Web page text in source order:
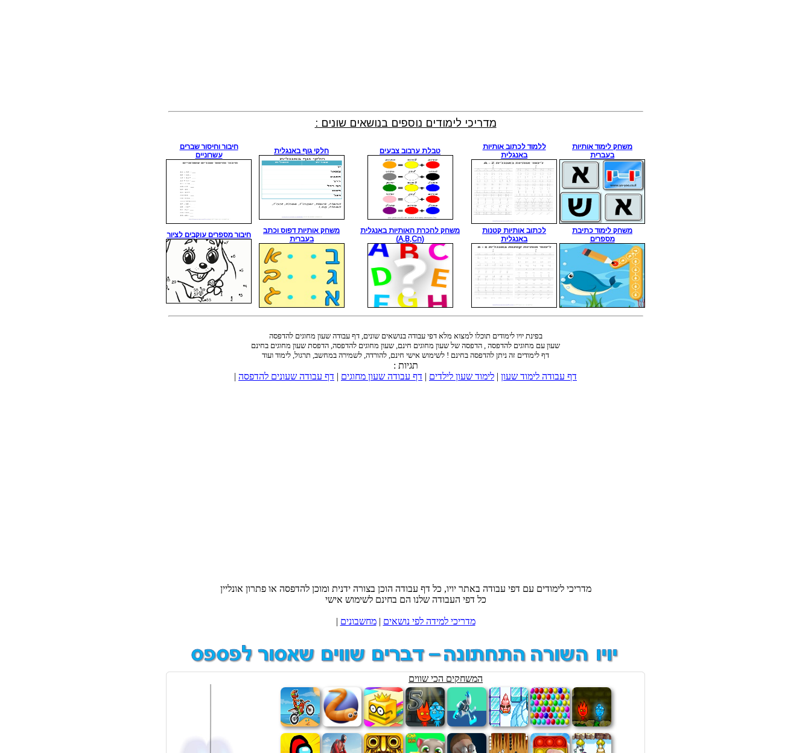
מדריכי לימודים נוספים בנושאים שונים :
משחק לימוד אותיות
בעברית
ללמוד לכתוב אותיות
באנגלית
טבלת ערבוב צבעים חלקי גוף באנגלית
חיבור וחיסור שברים
עשרוניים
משחק לימוד כתיבת
מספרים
לכתוב אותיות קטנות
באנגלית
משחק להכרת האותיות באנגלית
(הA,B,C)
משחק אותיות דפוס וכתב
בעברית
חיבור מספרים עוקבים לציור
בפינת יויו לימודים תוכלו למצוא מלא דפי עבודה בנושאים שונים, דף עבודה שעון מחוגים להדפסה
שעון עם מחוגים להדפסה , הדפסה של שעון מחוגים חינם, שעון מחוגים להדפסה, הדפסת שעון מחוגים בחינם
דף לימודים זה ניתן להדפסה בחינם ! לשימוש אישי חינם, להורדה, לשמירה במחשב, תרגול, לימוד ועוד
תגיות :
דף עבודה לימוד שעון
לימוד שעון לילדים דף עבודה שעון מחוגים דף עבודה שעונים להדפסה
מדריכי לימודים עם דפי עבודה באתר יויו, כל דף עבודה הוכן בצורה ידנית ומוכן להדפסה או פתרון אונליין
כל דפי העבודה שלנו הם בחינם לשימוש אישי
מדריכי למידה לפי נושאים |מחשבונים